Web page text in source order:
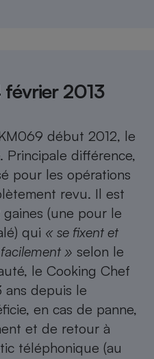
février 2013
début 2012, le
Principale différence,
pour les opérations
revu. Il est
(une pour le
qui « se fixent et
» selon le
le Cooking Chef
ans depuis le
en cas de panne,
et de retour à
téléphonique (au